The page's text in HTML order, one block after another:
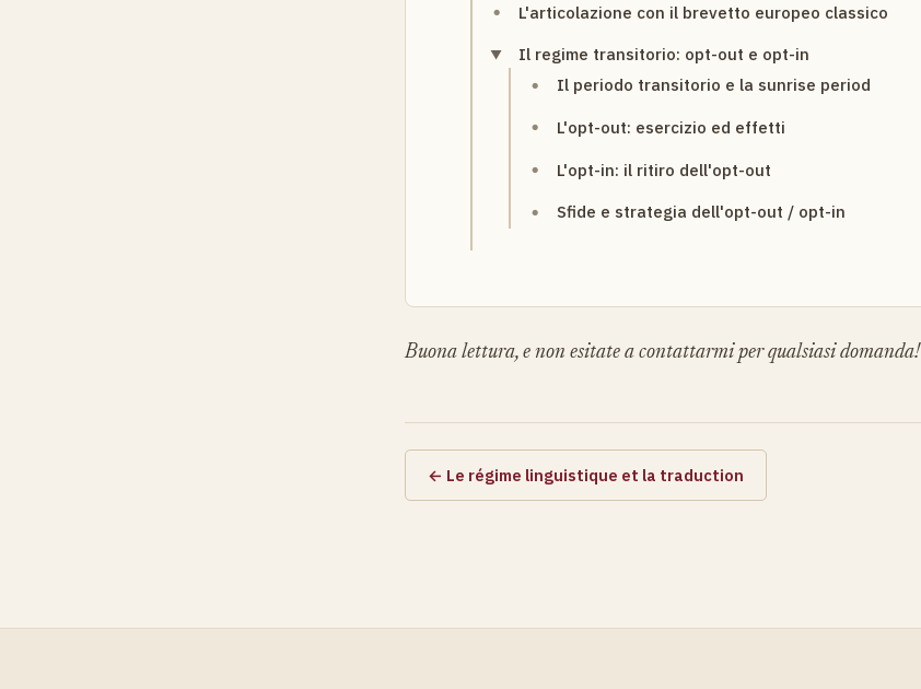
L'articolazione con il brevetto europeo classico
Il regime transitorio: opt-out e opt-in
Il periodo transitorio e la sunrise period
L'opt-out: esercizio ed effetti
L'opt-in: il ritiro dell'opt-out
Sfide e strategia dell'opt-out / opt-in
Buona lettura, e non esitate a contattarmi per qualsiasi domanda!
← Le régime linguistique et la traduction